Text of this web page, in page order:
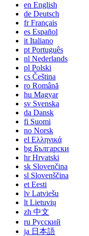
en English
de Deutsch
frFrançais
es Español
it Italiano
pt Português
nl Nederlands
pl Polski
cs Čeština
ro Română
hu Magyar
sv Svenska
da Dansk
fi Suomi
no Norsk
el Ελληνικά
bg Български
hrHrvatski
sk Slovenčina
sl Slovenščina
et Eesti
lv Latviešu
lt Lietuvių
zh 中文
ru Русский
ja 日本語